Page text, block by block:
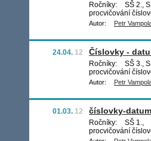
Ročníky:
SŠ 2.,
procvičování
Autor: Petr
24.04. 12 Číslovky -
Ročníky:
SŠ 3.,
procvičování
Autor: Petr
01.03. 12 číslovky-datum
Ročníky:
SŠ 1.,
procvičování